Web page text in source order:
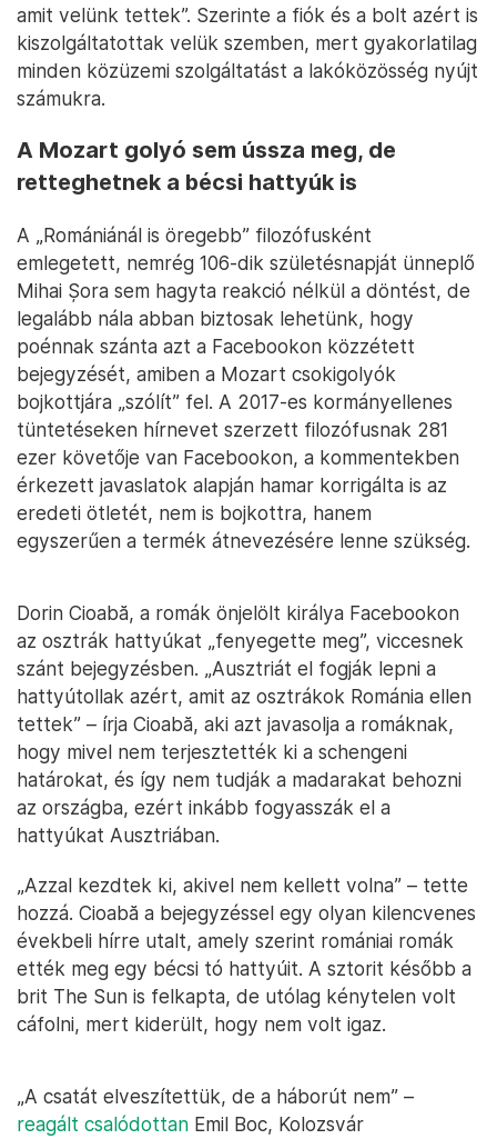
amit velünk tettek”. Szerinte a fiók és a bolt azért is
kiszolgáltatottak velük szemben, mert gyakorlatilag
minden közüzemi szolgáltatást a lakóközösség nyújt
számukra.
A Mozart golyó sem ússza meg, de
retteghetnek a bécsi hattyúk is
A „Romániánál is öregebb” filozófusként
emlegetett, nemrég 106-dik születésnapját ünneplő
Mihai Șora sem hagyta reakció nélkül a döntést, de
legalább nála abban biztosak lehetünk, hogy
poénnak szánta azt a Facebookon közzétett
bejegyzését, amiben a Mozart csokigolyók
bojkottjára „szólít” fel. A 2017-es kormányellenes
tüntetéseken hírnevet szerzett filozófusnak 281
ezer követője van Facebookon, a kommentekben
érkezett javaslatok alapján hamar korrigálta is az
eredeti ötletét, nem is bojkottra, hanem
egyszerűen a termék átnevezésére lenne szükség.
Dorin Cioabă, a romák önjelölt királya Facebookon
az osztrák hattyúkat „fenyegette meg”, viccesnek
szánt bejegyzésben. „Ausztriát el fogják lepni a
hattyútollak azért, amit az osztrákok Románia ellen
tettek” – írja Cioabă, aki azt javasolja a romáknak,
hogy mivel nem terjesztették ki a schengeni
határokat, és így nem tudják a madarakat behozni
az országba, ezért inkább fogyasszák el a
hattyúkat Ausztriában.
„Azzal kezdtek ki, akivel nem kellett volna” – tette
hozzá. Cioabă a bejegyzéssel egy olyan kilencvenes
évekbeli hírre utalt, amely szerint romániai romák
ették meg egy bécsi tó hattyúit. A sztorit később a
brit The Sun is felkapta, de utólag kénytelen volt
cáfolni, mert kiderült, hogy nem volt igaz.
„A csatát elveszítettük, de a háborút nem” –
reagált csalódottan Emil Boc, Kolozsvár